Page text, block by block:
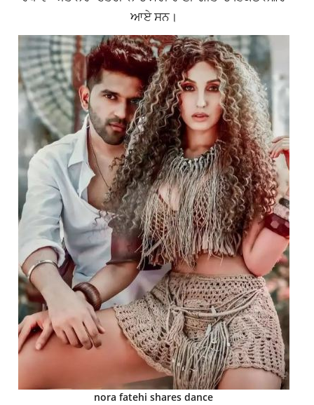
ਆਏ ਸਨ।
nora fatehi shares dance